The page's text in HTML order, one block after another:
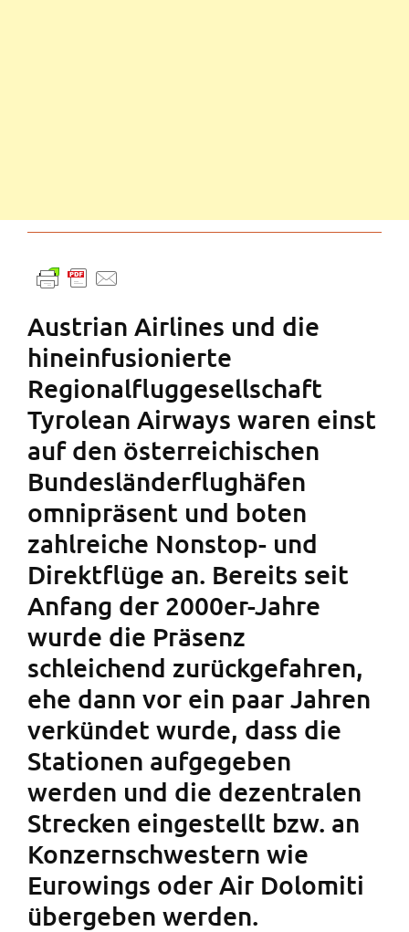
Austrian Airlines und die
hineinfusionierte
Regionalfluggesellschaft
Tyrolean Airways waren einst
auf den österreichischen
Bundesländerflughäfen
omnipräsent und boten
zahlreiche Nonstop- und
Direktflüge an. Bereits seit
Anfang der 2000er-Jahre
wurde die Präsenz
schleichend zurückgefahren,
ehe dann vor ein paar Jahren
verkündet wurde, dass die
Stationen aufgegeben
werden und die dezentralen
Strecken eingestellt bzw. an
Konzernschwestern wie
Eurowings oder Air Dolomiti
übergeben werden.